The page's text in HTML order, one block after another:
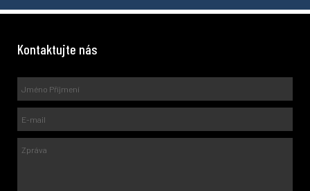
Kontaktujte nás